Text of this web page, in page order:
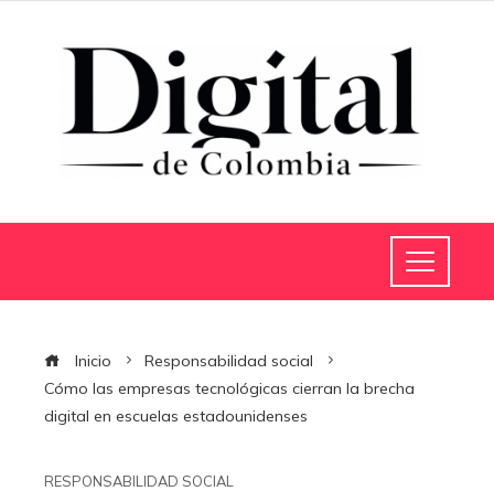
Inicio
Responsabilidad social
Cómo las empresas tecnológicas cierran la brecha
digital en escuelas estadounidenses
RESPONSABILIDAD SOCIAL